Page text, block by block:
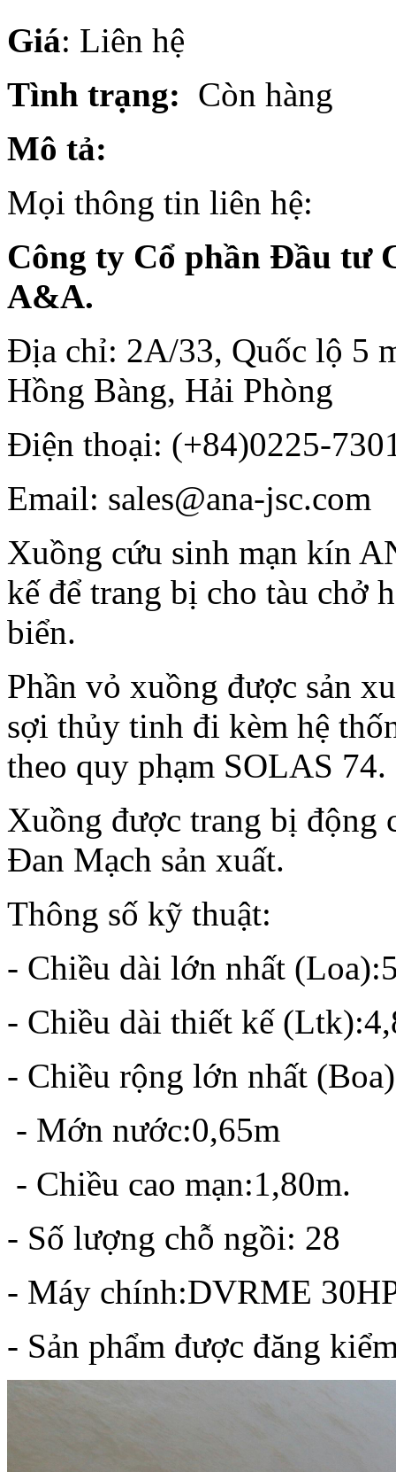
Giá: Liên hệ
Tình trạng: Còn hàng
Mô tả:
Mọi thông tin liên hệ:
Công ty Cổ phần Đầu tư
A&A.
Địa chỉ: 2A/33, Quốc lộ 5
Hồng Bàng, Hải Phòng
Điện thoại: (+84)0225-
Email: sales@ana-jsc.com
Xuồng cứu sinh mạn kín
kế để trang bị cho tàu chở
biển.
Phần vỏ xuồng được sản
sợi thủy tinh đi kèm hệ
theo quy phạm SOLAS 74.
Xuồng được trang bị động
Đan Mạch sản xuất.
Thông số kỹ thuật:
- Chiều dài lớn nhất
- Chiều dài thiết kế
- Chiều rộng
- Mớn
- Chiều cao mạn:1,80m.
- Số lượng chỗ ngồi: 28
- Máy chính:DVRME
- Sản phẩm được đăng